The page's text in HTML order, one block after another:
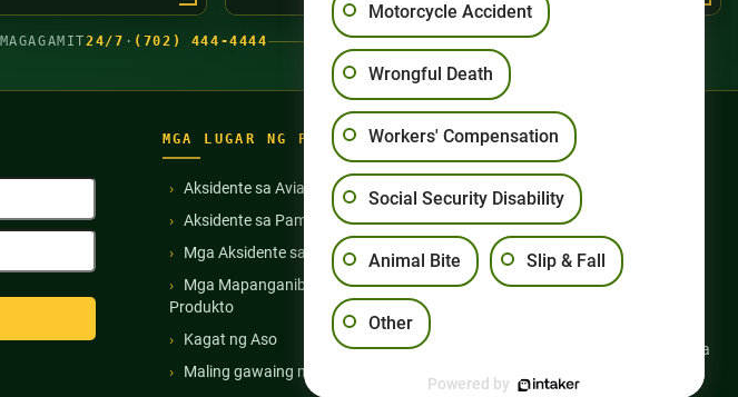
MAGAGAMIT24/7 · (702) 444-4444
MGA LUGAR NG PAGSASANAY
Aksidente sa Aviation
Aksidente sa Pamamangka
Mga Aksidente sa Bus
Mga Mapanganib na Gamot at
Produkto
Kagat ng Aso
Maling gawaing medikal
Aksidente sa Motorsiklo
Pang-aabuso sa Nursing Home
Mga Aksidente sa Semi Truck
Slip at Talon
Kabayaran ng mga Manggagawa
Maling Kamatayan
Motorcycle Accident
Wrongful Death
Workers' Compensation
Social Security Disability
Animal Bite Slip & Fall
Other
Powered by